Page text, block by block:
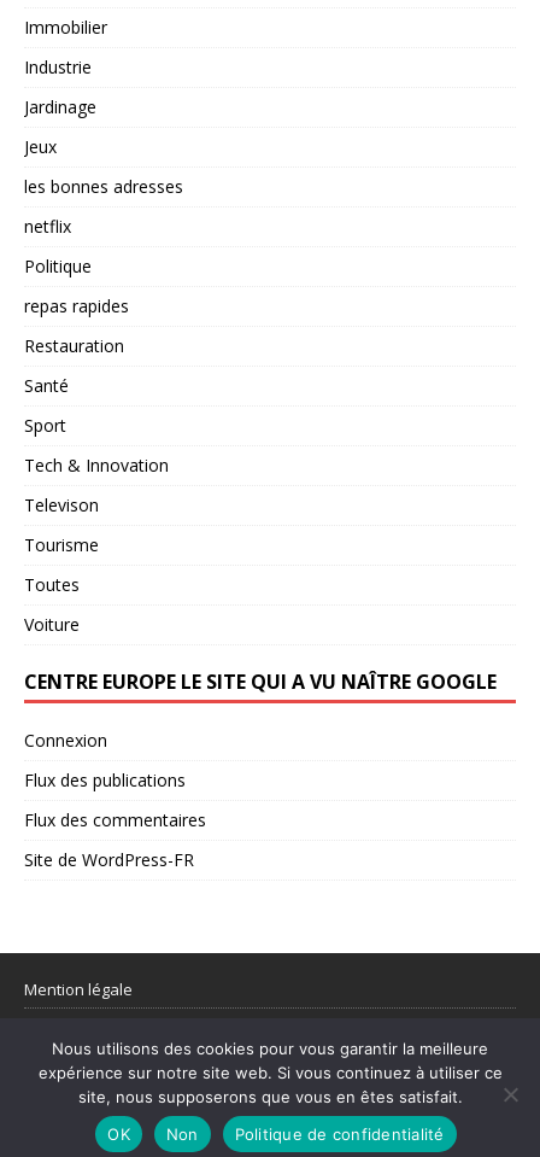
Immobilier
Industrie
Jardinage
Jeux
les bonnes adresses
netflix
Politique
repas rapides
Restauration
Santé
Sport
Tech & Innovation
Televison
Tourisme
Toutes
Voiture
CENTRE EUROPE LE SITE QUI A VU NAÎTRE GOOGLE
Connexion
Flux des publications
Flux des commentaires
Site de WordPress-FR
Mention légale
© 1998–2026 Centre Europe Actu – L’actualité utile et les sujets qui
comptent.
Mentions légales |Contact
Nous utilisons des cookies pour vous garantir la meilleure
expérience sur notre site web. Si vous continuez à utiliser ce
site, nous supposerons que vous en êtes satisfait.
OK
Non Politique de confidentialité